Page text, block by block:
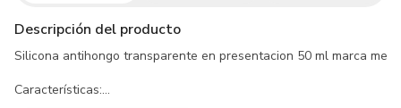
Descripción del producto
Silicona antihongo transparente en presentacion 50 ml marca
Características: